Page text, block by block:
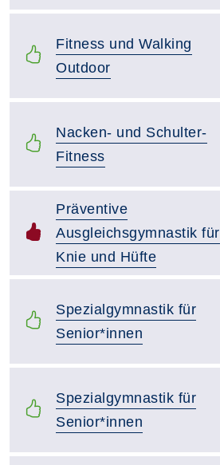
Fitness und Walking
Outdoor
Nacken- und Schulter-
Fitness
Präventive
Ausgleichsgymnastik für
Knie und Hüfte
Spezialgymnastik für
Senior*innen
Spezialgymnastik für
Senior*innen